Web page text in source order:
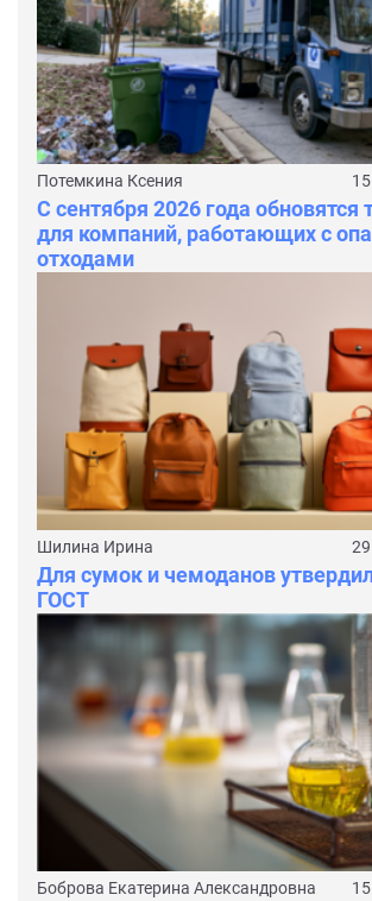
Потемкина Ксения
С сентября 2026 года обновятся
для компаний, работающих с
отходами
Шилина Ирина
Для сумок и чемоданов
ГОСТ
Боброва Екатерина Александровна